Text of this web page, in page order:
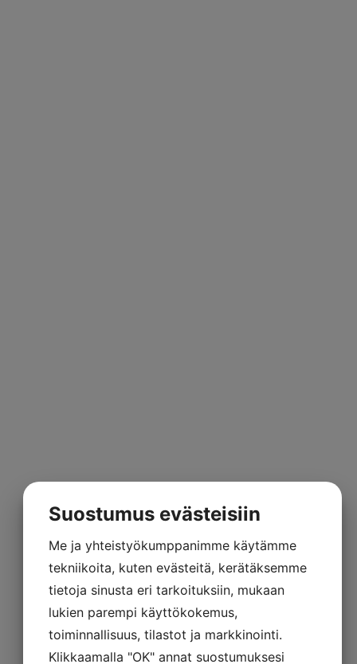
Armony Skyline keittiö
Suostumus evästeisiin
Me ja yhteistyökumppanimme käytämme
tekniikoita, kuten evästeitä, kerätäksemme
tietoja sinusta eri tarkoituksiin, mukaan
lukien parempi käyttökokemus,
toiminnallisuus, tilastot ja markkinointi.
Klikkaamalla "OK" annat suostumuksesi